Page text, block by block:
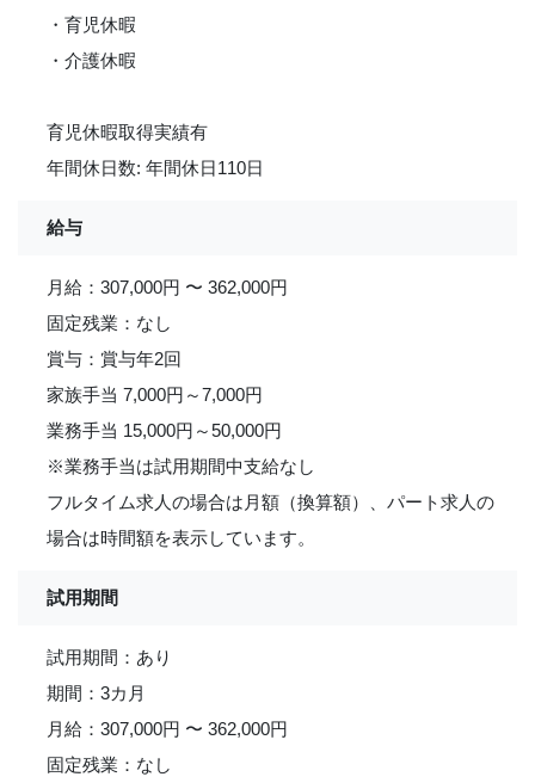
・育児休暇
・介護休暇
育児休暇取得実績有
年間休日数: 年間休日110日
給与
月給：307,000円 〜 362,000円
固定残業：なし
賞与：賞与年2回
家族手当 7,000円～7,000円
業務手当 15,000円～50,000円
※業務手当は試用期間中支給なし
フルタイム求人の場合は月額（換算額）、パート求人の
場合は時間額を表示しています。
試用期間
試用期間：あり
期間：3カ月
月給：307,000円 〜 362,000円
固定残業：なし